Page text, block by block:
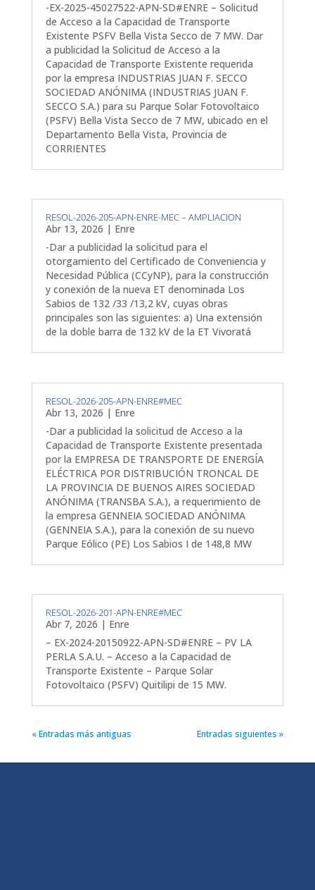
-EX-2025-45027522-APN-SD#ENRE – Solicitud
de Acceso a la Capacidad de Transporte
Existente PSFV Bella Vista Secco de 7 MW. Dar
a publicidad la Solicitud de Acceso a la
Capacidad de Transporte Existente requerida
por la empresa INDUSTRIAS JUAN F. SECCO
SOCIEDAD ANÓNIMA (INDUSTRIAS JUAN F.
SECCO S.A.) para su Parque Solar Fotovoltaico
(PSFV) Bella Vista Secco de 7 MW, ubicado en el
Departamento Bella Vista, Provincia de
CORRIENTES
RESOL-2026-205-APN-ENRE-MEC – AMPLIACION
Abr 13, 2026 | Enre
-Dar a publicidad la solicitud para el
otorgamiento del Certificado de Conveniencia y
Necesidad Pública (CCyNP), para la construcción
y conexión de la nueva ET denominada Los
Sabios de 132 /33 /13,2 kV, cuyas obras
principales son las siguientes: a) Una extensión
de la doble barra de 132 kV de la ET Vivoratá
RESOL-2026-205-APN-ENRE#MEC
Abr 13, 2026 | Enre
-Dar a publicidad la solicitud de Acceso a la
Capacidad de Transporte Existente presentada
por la EMPRESA DE TRANSPORTE DE ENERGÍA
ELÉCTRICA POR DISTRIBUCIÓN TRONCAL DE
LA PROVINCIA DE BUENOS AIRES SOCIEDAD
ANÓNIMA (TRANSBA S.A.), a requerimiento de
la empresa GENNEIA SOCIEDAD ANÓNIMA
(GENNEIA S.A.), para la conexión de su nuevo
Parque Eólico (PE) Los Sabios I de 148,8 MW
RESOL-2026-201-APN-ENRE#MEC
Abr 7, 2026 | Enre
– EX-2024-20150922-APN-SD#ENRE – PV LA
PERLA S.A.U. – Acceso a la Capacidad de
Transporte Existente – Parque Solar
Fotovoltaico (PSFV) Quitilipi de 15 MW.
« Entradas más antiguas Entradas siguientes »